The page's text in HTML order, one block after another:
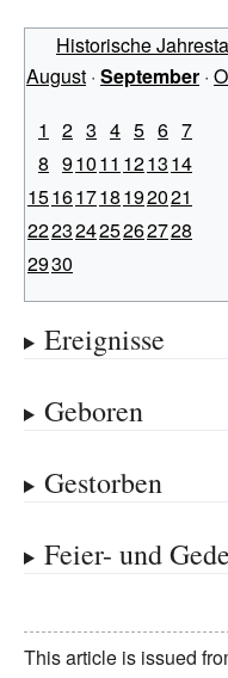
Historische
August · September ·
1
2 3 4 5 6 7
8 91011 121314
15161718192021
22232425262728
2930
Ereignisse
Geboren
Gestorben
Feier- und
This article is issued